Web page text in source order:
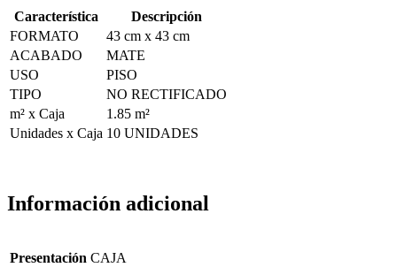
Característica
Descripción
FORMATO
43 cm x 43 cm
ACABADO
MATE
USO
PISO
TIPO
NO RECTIFICADO
m² x Caja
1.85 m²
Unidades x Caja 10 UNIDADES
Información adicional
Presentación CAJA